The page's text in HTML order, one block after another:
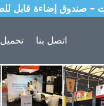
تحميل اتصل بنا